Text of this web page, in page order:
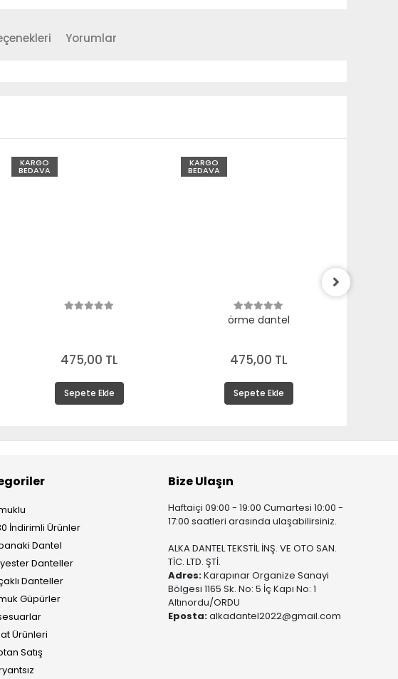
Yorumlar
KARGO
BEDAVA
475,00 TL
Sepete Ekle
KARGO
BEDAVA
örme dantel
475,00 TL
Sepete Ekle
İndirimli Ürünler
Dantel
Danteller
Danteller
Güpürler
Ürünleri
Satış
Bize Ulaşın
Haftaiçi 09:00 - 19:00 Cumartesi 10:00 -
17:00 saatleri arasında ulaşabilirsiniz.
ALKA DANTEL TEKSTİL İNŞ. VE OTO SAN.
TİC. LTD. ŞTİ.
Adres:Karapınar Organize Sanayi
Bölgesi 1165 Sk. No: 5 İç Kapı No: 1
Altınordu/ORDU
Eposta:alkadantel2022@gmail.com